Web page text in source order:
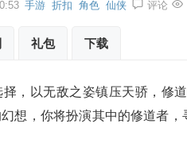
手游 折扣 角色 仙侠 评论
礼包 下载
，以无敌之姿镇压天骄，修
想，你将扮演其中的修道者